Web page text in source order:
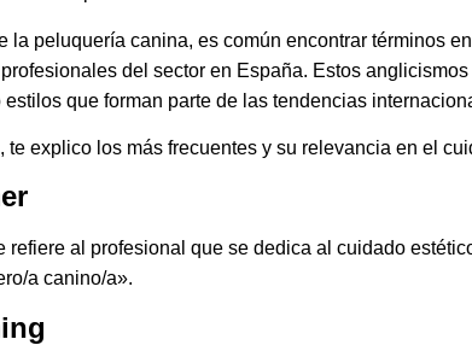
la peluquería canina, es común encontrar términos
del sector en España. Estos
estilos que forman parte de las tendencias
te explico los más frecuentes y su relevancia en el
refiere al profesional que se dedica al cuidado
a canino/a».